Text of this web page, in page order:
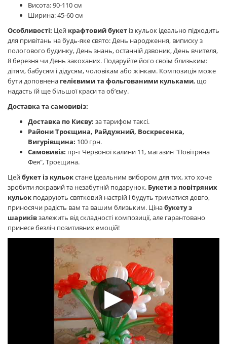
Висота: 90-110 см
Ширина: 45-60 см
Особливості: Цей крафтовий букет із кульок ідеально підходить
для привітань на будь-яке свято: День народження, виписку з
пологового будинку, День знань, останній дзвоник, День вчителя,
8 березня чи День закоханих. Подаруйте його своїм близьким:
дітям, бабусям і дідусям, чоловікам або жінкам. Композиція може
бути доповнена гелієвими та фольгованими кульками, що
надасть їй ще більшої краси та об’єму.
Доставка та самовивіз:
Доставка по Києву: за тарифом таксі.
Райони Троєщина, Райдужний, Воскресенка,
Вигурівщина: 100 грн.
Самовивіз: пр-т Червоної калини 11, магазин "Повітряна
Фея", Троєщина.
Цейбукет із кульокстане ідеальним вибором для тих, хто хоче
зробити яскравий та незабутній подарунок. Букети з повітряних
кульок подарують святковий настрій і будуть триматися довго,
приносячи радість вам та вашим близьким. Цінабукету з
шариківзалежить від складності композиції, але гарантовано
принесе безліч позитивних емоцій!